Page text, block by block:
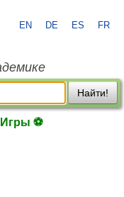
EN DE ES FR
Найти!
Игры ⚽